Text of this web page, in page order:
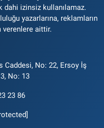
izinsiz kullanılamaz.
yazarlarına, reklamların
aittir.
Caddesi, No: 22, Ersoy İş
No: 13
23 86